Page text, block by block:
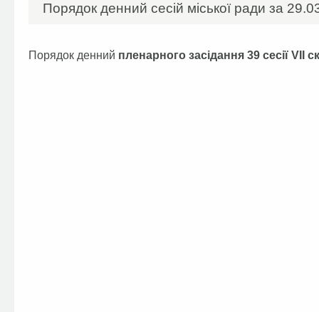
Порядок денний сесій міської ради за
Порядок денний пленарного засідання 39 сесії VII